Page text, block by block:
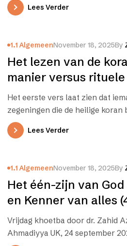
Lees Verder
1.1 AlgemeenNovember 18, 2025By
Het lezen van de
manier versus
Het eerste vers laat zien dat
zegeningen die de heilige koran
krijgen als…
Lees Verder
1.1 AlgemeenNovember 18, 2025By
Het één-zijn van God
en Kenner van alles
Vrijdag khoetba door dr. Zahid
Ahmadiyya UK, 24 september